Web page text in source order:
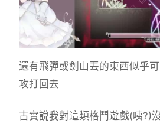
還有飛彈或劍山丟的東西似乎
攻打回去
古實說我對這類格鬥遊戲(咦?)